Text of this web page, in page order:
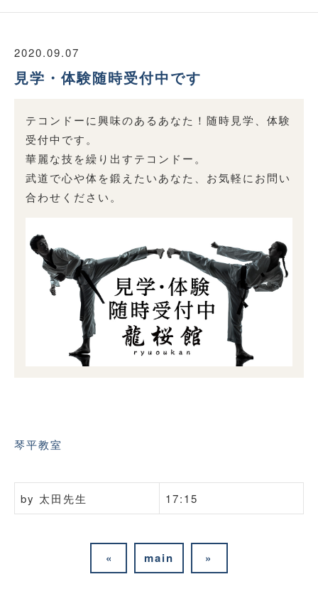
2020.09.07
見学・体験随時受付中です
テコンドーに興味のあるあなた！随時見学、体験
受付中です。
華麗な技を繰り出すテコンドー。
武道で心や体を鍛えたいあなた、お気軽にお問い
合わせください。
琴平教室
by 太田先生 17:15
« main »